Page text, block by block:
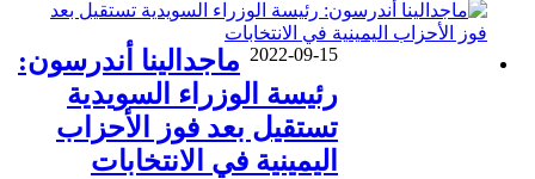
2022-09-15 ماجدالينا أندرسون:
رئيسة الوزراء السويدية
تستقيل بعد فوز الأحزاب
اليمينية في الانتخابات